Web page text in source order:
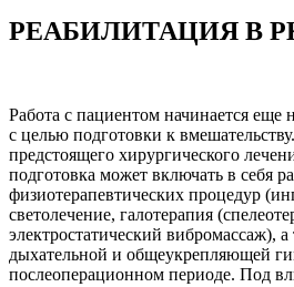
РЕАБИЛИТАЦИЯ В
Работа с пациентом начинается еще
с целью подготовки к
предстоящего хирургического
подготовка может включать в себя
физиотерапевтических процедур
светолечение, галотерапия
электростатический вибромассаж),
дыхательной и общеукрепляющей
послеоперационном периоде. Под